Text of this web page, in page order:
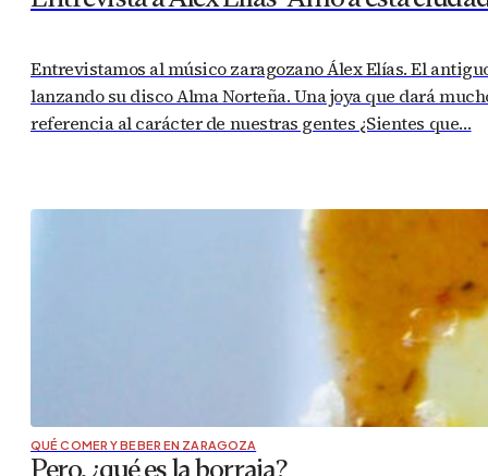
Entrevistamos al músico zaragozano Álex Elías. El
lanzando su disco Alma Norteña. Una joya que dará
referencia al carácter de nuestras gentes ¿Sientes que…
QUÉ COMER Y BEBER EN ZARAGOZA
Pero, ¿qué es la borraja?